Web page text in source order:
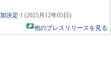
決定！ (2025月12年05日)
他のプレスリリースを見る